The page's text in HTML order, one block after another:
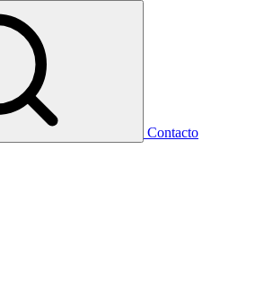
Contacto